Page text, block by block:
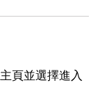
頁並選擇進入